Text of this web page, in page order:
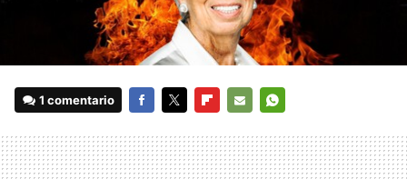
1 comentario
MAIL